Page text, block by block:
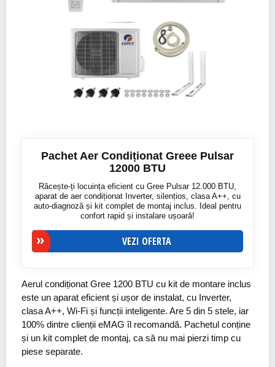
Pachet Aer Condiționat Greee Pulsar
12000 BTU
Răcește-ți locuința eficient cu Gree Pulsar 12.000 BTU,
aparat de aer condiționat Inverter, silențios, clasa A++, cu
auto-diagnoză și kit complet de montaj inclus. Ideal pentru
confort rapid și instalare ușoară!
VEZI OFERTA
Aerul condiționat Gree 1200 BTU cu kit de montare inclus
este un aparat eficient și ușor de instalat, cu Inverter,
clasa A++, Wi-Fi și funcții inteligente. Are 5 din 5 stele, iar
100% dintre clienții eMAG îl recomandă. Pachetul conține
și un kit complet de montaj, ca să nu mai pierzi timp cu
piese separate.